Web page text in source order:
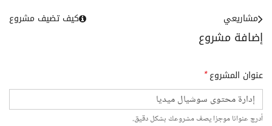
إضافة مشروع
مشاريعي كيف تضيف مشروع
عنوان المشروع*
أدرج عنوانا موجزا يصف مشروعك بشكل دقيق.